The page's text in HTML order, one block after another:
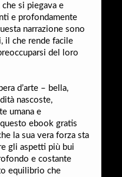
si piegava e
e profondamente
narrazione sono
il che rende facile
del loro
d’arte – bella,
nascoste,
umana e
ebook gratis
la sua vera forza sta
gli aspetti più bui
e costante
equilibrio che